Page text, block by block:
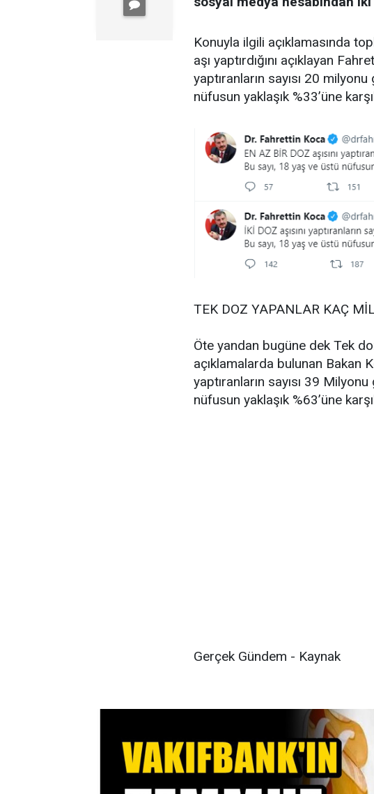
Konuyla ilgili açıklamasında
aşı yaptırdığını açıklayan
yaptıranların sayısı 20
nüfusun yaklaşık %33’üne
TEK DOZ YAPANLAR KAÇ
Öte yandan bugüne dek Tek
açıklamalarda bulunan Bakan
yaptıranların sayısı 39
nüfusun yaklaşık %63’üne
Gerçek Gündem - Kaynak